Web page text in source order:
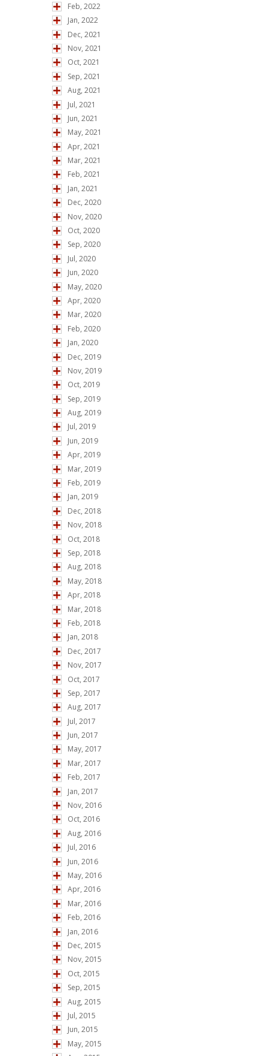
Feb, 2022
Jan, 2022
Dec, 2021
Nov, 2021
Oct, 2021
Sep, 2021
Aug, 2021
Jul, 2021
Jun, 2021
May, 2021
Apr, 2021
Mar, 2021
Feb, 2021
Jan, 2021
Dec, 2020
Nov, 2020
Oct, 2020
Sep, 2020
Jul, 2020
Jun, 2020
May, 2020
Apr, 2020
Mar, 2020
Feb, 2020
Jan, 2020
Dec, 2019
Nov, 2019
Oct, 2019
Sep, 2019
Aug, 2019
Jul, 2019
Jun, 2019
Apr, 2019
Mar, 2019
Feb, 2019
Jan, 2019
Dec, 2018
Nov, 2018
Oct, 2018
Sep, 2018
Aug, 2018
May, 2018
Apr, 2018
Mar, 2018
Feb, 2018
Jan, 2018
Dec, 2017
Nov, 2017
Oct, 2017
Sep, 2017
Aug, 2017
Jul, 2017
Jun, 2017
May, 2017
Mar, 2017
Feb, 2017
Jan, 2017
Nov, 2016
Oct, 2016
Aug, 2016
Jul, 2016
Jun, 2016
May, 2016
Apr, 2016
Mar, 2016
Feb, 2016
Jan, 2016
Dec, 2015
Nov, 2015
Oct, 2015
Sep, 2015
Aug, 2015
Jul, 2015
Jun, 2015
May, 2015